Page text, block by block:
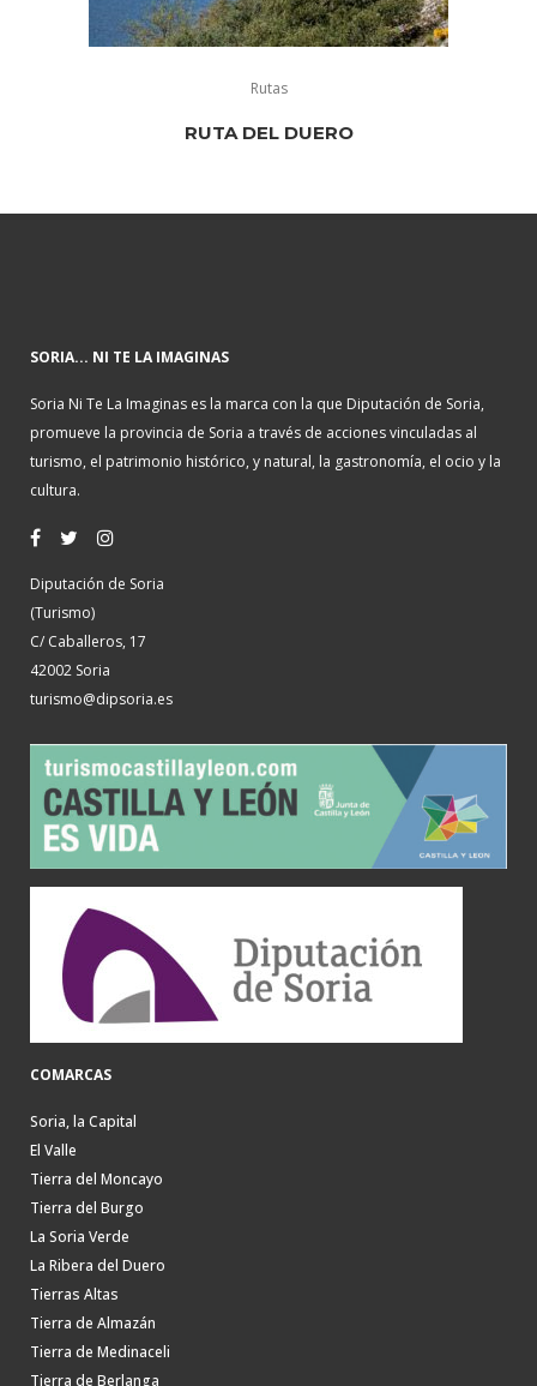
Rutas
RUTA DEL DUERO
SORIA... NI TE LA IMAGINAS
Soria Ni Te La Imaginas es la marca con la que Diputación de Soria,
promueve la provincia de Soria a través de acciones vinculadas al
turismo, el patrimonio histórico, y natural, la gastronomía, el ocio y la
cultura.
Diputación de Soria
(Turismo)
C/ Caballeros, 17
42002 Soria
turismo@dipsoria.es
COMARCAS
Soria, la Capital
El Valle
Tierra del Moncayo
Tierra del Burgo
La Soria Verde
La Ribera del Duero
Tierras Altas
Tierra de Almazán
Tierra de Medinaceli
Tierra de Berlanga